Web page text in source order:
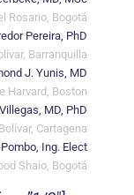
Rosario, Bogotá
Pereira, PhD
Barranquilla
J. Yunis, MD
Harvard, Boston
MD, PhD
Cartagena
Ing. Elect
Shaio, Bogotá